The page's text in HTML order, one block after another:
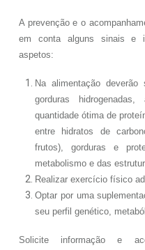
A prevenção e o
em conta alguns sinais e
aspetos:
Na alimentação deverão
gorduras
quantidade ótima de
entre hidratos de
frutos)​, gorduras e
metabolismo e das
​Realizar exercício físico
Optar por uma
seu perfil genético,
Solicite informação e